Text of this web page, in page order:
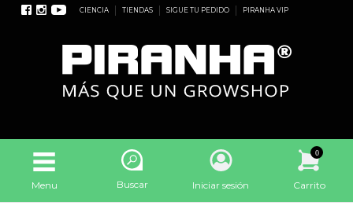
CIENCIA TIENDAS SIGUE TU PEDIDO PIRANHA VIP
Menu Buscar Iniciar sesión
0
Carrito